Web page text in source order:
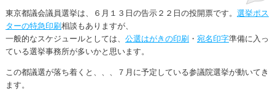
東京都議会議員選挙は、６月１３日の告示２２日の投開票です。 選挙ポス
ターの特急印刷相談もありますが、
一般的なスケジュールとしては、 公選はがきの印刷・ 宛名印字準備に入っ
ている選挙事務所が多いかと思います。
この都議選が落ち着くと、、、７月に予定している参議院選挙が動いてき
ます。